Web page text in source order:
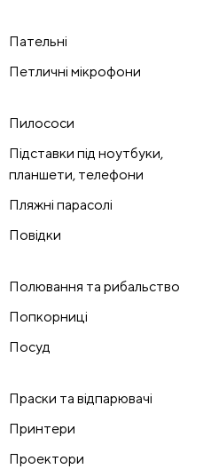
Пательні
Петличні мікрофони
Пилососи
Підставки під ноутбуки,
планшети, телефони
Пляжні парасолі
Повідки
Полювання та рибальство
Попкорниці
Посуд
Праски та відпарювачі
Принтери
Проектори